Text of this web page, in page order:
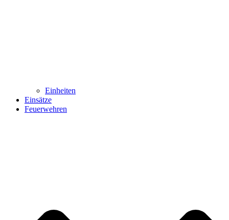
Einheiten
Einsätze
Feuerwehren